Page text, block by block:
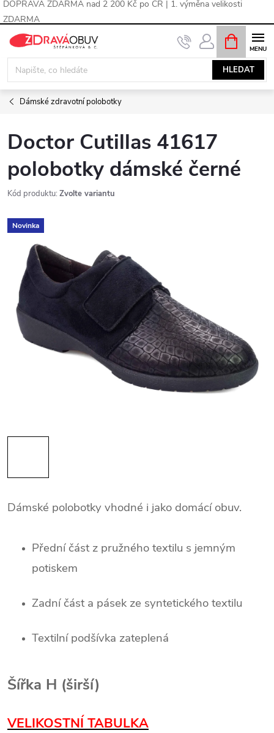
DOPRAVA ZDARMA nad 2 200 Kč po ČR | 1. výměna velikosti
ZDARMA
Přejít
obsah
HLEDAT
NÁKUPNÍ
KOŠÍK
Dámské zdravotní polobotky
Doctor Cutillas 41617
polobotky dámské černé
Kód produktu: Zvolte variantu
Novinka
Dámské polobotky vhodné i jako domácí obuv.
Přední část z pružného textilu s jemným
potiskem
Zadní část a pásek ze syntetického textilu
Textilní podšívka zateplená
Šířka H (širší)
VELIKOSTNÍ TABULKA